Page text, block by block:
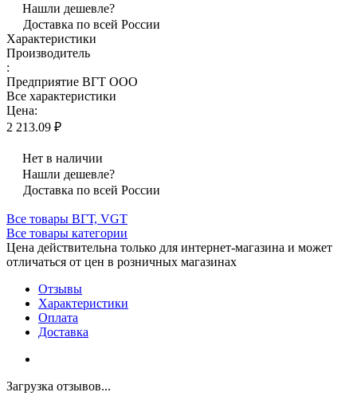
Нашли дешевле?
Доставка по всей России
Характеристики
Производитель
:
Предприятие ВГТ ООО
Все характеристики
Цена:
2 213.09 ₽
Нет в наличии
Нашли дешевле?
Доставка по всей России
Все товары ВГТ, VGT
Все товары категории
Цена действительна только для интернет-магазина и может
отличаться от цен в розничных магазинах
Отзывы
Характеристики
Оплата
Доставка
Загрузка отзывов...